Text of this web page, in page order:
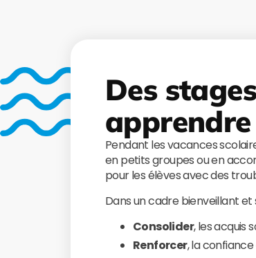
Des
Pendant les vacances
en petits groupes ou en
pour les élèves avec des
Dans un cadre bienveillant
Consolider, les acquis
Renforcer, la confiance